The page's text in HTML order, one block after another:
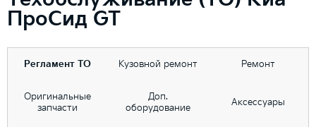
ПроСид GT
Регламент ТО Кузовной ремонт Ремонт
Оригинальные
запчасти
Доп.
оборудование
Аксессуары